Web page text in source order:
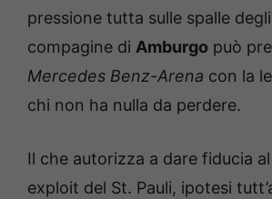
pressione tutta sulle spalle
compagine di Amburgo può
Mercedes Benz-Arena con la
chi non ha nulla da perdere.
Il che autorizza a dare fiducia
exploit del St. Pauli, ipotesi